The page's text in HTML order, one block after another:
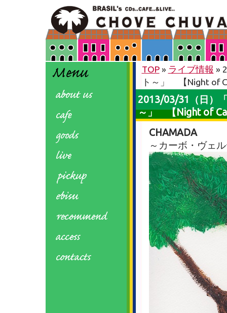
TOP» ライブ情報 »
ト～」 【Night of
2013/03/31（日）
～」 【Night of
CHAMADA
～カーボ・ヴェ